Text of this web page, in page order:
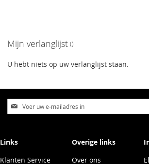
VERLANGLIJST
VERGELIJKEN
Mijn verlanglijst
U hebt niets op uw verlanglijst staan.
Abonneer
u
nieuwsbrief
Links
Klanten Service
Overige links
Over ons